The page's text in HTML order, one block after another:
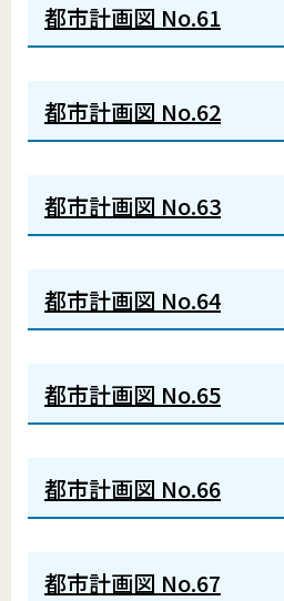
都市計画図 No.61
都市計画図 No.62
都市計画図 No.63
都市計画図 No.64
都市計画図 No.65
都市計画図 No.66
都市計画図 No.67